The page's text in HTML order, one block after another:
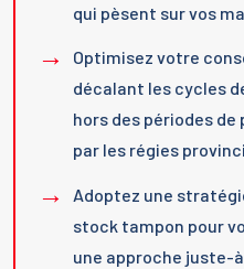
qui pèsent sur vos
Optimisez votre
décalant les cycles
hors des périodes
par les régies
Adoptez une
stock tampon pour
une approche juste-